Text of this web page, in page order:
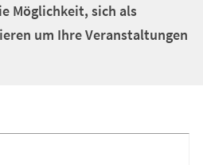
Möglichkeit, sich als
um Ihre Veranstaltungen